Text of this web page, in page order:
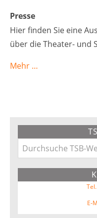
Presse
Hier finden Sie eine
über die Theater- und
Mehr …
Primary
Sidebar
Durchsuche
TSB-
E-